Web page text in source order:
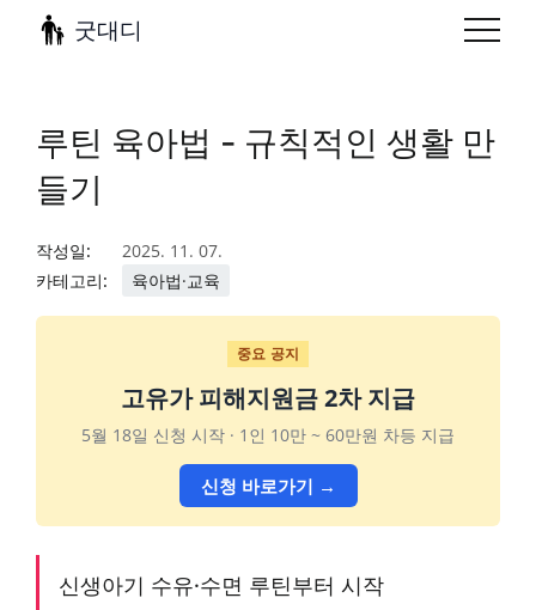
굿대디
루틴 육아법 - 규칙적인 생활 만
들기
작성일:
2025. 11. 07.
카테고리:
육아법·교육
중요 공지
고유가 피해지원금 2차 지급
5월 18일 신청 시작 · 1인 10만 ~ 60만원 차등 지급
신청 바로가기 →
신생아기 수유·수면 루틴부터 시작